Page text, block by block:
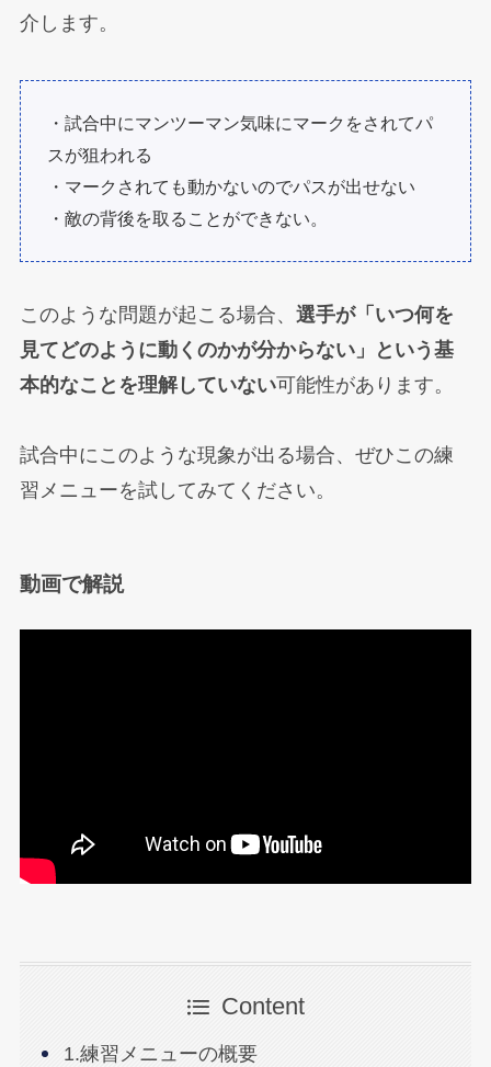
介します。
・試合中にマンツーマン気味にマークをされてパ
スが狙われる
・マークされても動かないのでパスが出せない
・敵の背後を取ることができない。
このような問題が起こる場合、 選手が「いつ何を
見てどのように動くのかが分からない」という基
本的なことを理解していない可能性があります。
試合中にこのような現象が出る場合、ぜひこの練
習メニューを試してみてください。
動画で解説
Content
1.練習メニューの概要